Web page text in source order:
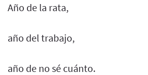
Año de la rata,
año del trabajo,
año de no sé cuánto.